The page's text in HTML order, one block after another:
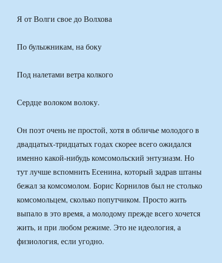
Я от Волги свое до Волхова
По булыжникам, на боку
Под налетами ветра колкого
Сердце волоком волоку.
Он поэт очень не простой, хотя в обличье молодого в
двадцатых-тридцатых годах скорее всего ожидался
именно какой-нибудь комсомольский энтузиазм. Но
тут лучше вспомнить Есенина, который задрав штаны
бежал за комсомолом. Борис Корнилов был не столько
комсомольцем, сколько попутчиком. Просто жить
выпало в это время, а молодому прежде всего хочется
жить, и при любом режиме. Это не идеология, а
физиология, если угодно.